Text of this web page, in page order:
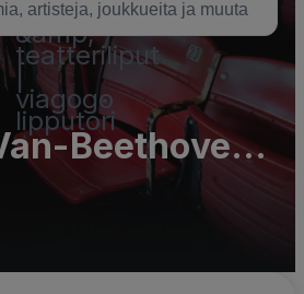
urheilu
&amp;
teatteriliput
viagogo
lipputori
Beethoven-